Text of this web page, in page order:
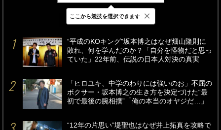
最新 24時間 週間
“平成のKOキング”坂本博之はなぜ畑山隆則に
敗れ、何を学んだのか？「自分を怪物だと思っ
ていた」22年前、伝説の日本人対決の真実
「ヒロユキ、中学のわりには強いのお」不屈の
ボクサー・坂本博之の生き方を決定づけた“最
初で最後の腕相撲”「俺の本当のオヤジだ…」
“12年の片思い”堤聖也はなぜ井上拓真を攻略で
ここから競技を選択できます ×